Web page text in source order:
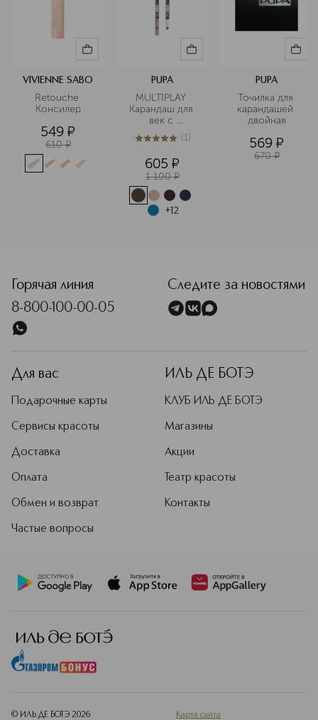
VIVIENNE SABO
Retouche
Консилер
549 ¤
610 ¤
PUPA
MULTIPLAY
Карандаш для
век с
аппликатором
5из 51 (1)
605 ¤
1 100 ¤
+12
PUPA
Точилка для
карандашей
двойная
569 ¤
670 ¤
Горячая линия
8-800-100-00-05
Следите за новостями
Для вас
Подарочные карты
Сервисы красоты
Доставка
Оплата
Обмен и возврат
Частые вопросы
ИЛЬ ДЕ БОТЭ
КЛУБ ИЛЬ ДЕ БОТЭ
Магазины
Акции
Театр красоты
Контакты
© ИЛЬ ДЕ БОТЭ 2026 Карта сайта